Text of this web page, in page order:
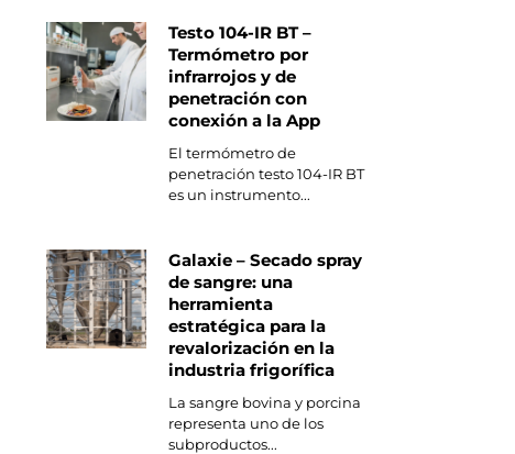
Testo 104-IR BT –
Termómetro por
infrarrojos y de
penetración con
conexión a la App
El termómetro de
penetración testo 104-IR BT
es un instrumento...
Galaxie – Secado spray
de sangre: una
herramienta
estratégica para la
revalorización en la
industria frigorífica
La sangre bovina y porcina
representa uno de los
subproductos...